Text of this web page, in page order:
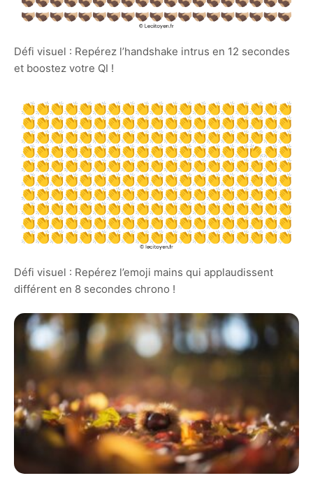
Défi visuel : Repérez l’handshake intrus en 12 secondes
et boostez votre QI !
Défi visuel : Repérez l’emoji mains qui applaudissent
différent en 8 secondes chrono !